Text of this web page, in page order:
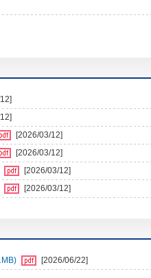
[2026/03/12]
[2026/03/12]
[2026/03/12]
[2026/03/12]
[2026/06/22]